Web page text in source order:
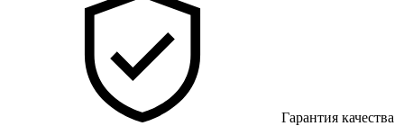
Гарантия качества